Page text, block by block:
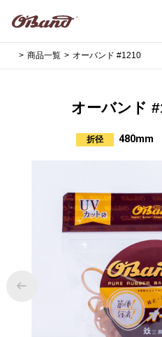
商品一覧 オーバンド #1210
オーバンド
折径 480mm